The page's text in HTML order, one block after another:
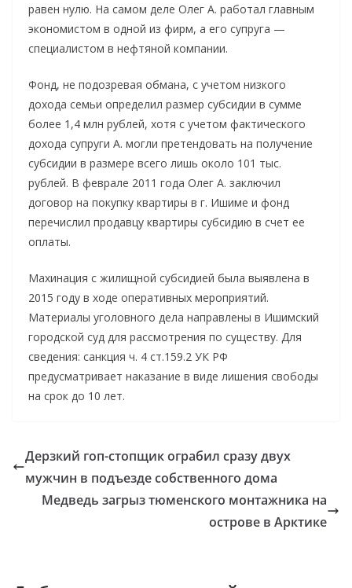
равен нулю. На самом деле Олег А. работал главным
экономистом в одной из фирм, а его супруга —
специалистом в нефтяной компании.
Фонд, не подозревая обмана, с учетом низкого
дохода семьи определил размер субсидии в сумме
более 1,4 млн рублей, хотя с учетом фактического
дохода супруги А. могли претендовать на получение
субсидии в размере всего лишь около 101 тыс.
рублей. В феврале 2011 года Олег А. заключил
договор на покупку квартиры в г. Ишиме и фонд
перечислил продавцу квартиры субсидию в счет ее
оплаты.
Махинация с жилищной субсидией была выявлена в
2015 году в ходе оперативных мероприятий.
Материалы уголовного дела направлены в Ишимский
городской суд для рассмотрения по существу. Для
сведения: санкция ч. 4 ст.159.2 УК РФ
предусматривает наказание в виде лишения свободы
на срок до 10 лет.
Дерзкий гоп-стопщик ограбил сразу двух
мужчин в подъезде собственного дома
Медведь загрыз тюменского монтажника на
острове в Арктике